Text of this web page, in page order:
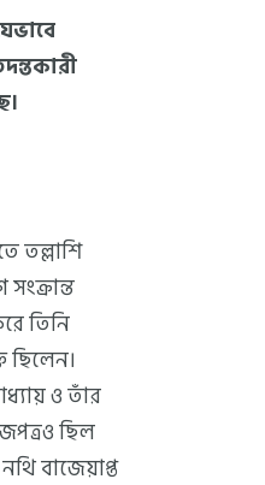
তল্লাশি
তিনি
ছিলেন।
ও তাঁর
ছিল
বাজেয়াপ্ত